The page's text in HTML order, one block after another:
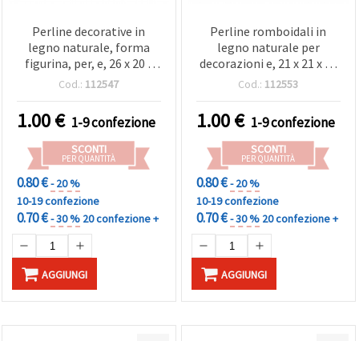
Perline decorative in
legno naturale, forma
figurina, per, e, 26 x 20 x
6,5 mm, foro 2,5 mm,
Cod.: 112547
1.00€ 1-9 confezione
SCONTI
PER QUANTITÀ
0.80 €- 20 %
10-19 confezione
0.70 €- 30 % 20 confezione +
AGGIUNGI
Perline romboidali in
legno naturale per
decorazioni e, 21 x 21 x 10
mm, foro: 2,5 mm, colore
Cod.: 112553
1.00€ 1-9 confezione
SCONTI
PER QUANTITÀ
0.80 €- 20 %
10-19 confezione
0.70 €- 30 % 20 confezione +
AGGIUNGI